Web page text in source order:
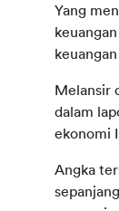
Yang
Melansir
dalam
ekonomi
Angka